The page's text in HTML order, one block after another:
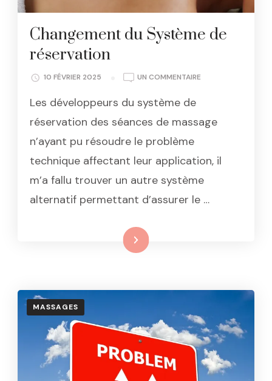
Changement du Système de
réservation
10 FÉVRIER 2025 UN COMMENTAIRE
DE
Les développeurs du système de
réservation des séances de massage
n’ayant pu résoudre le problème
technique affectant leur application, il
m’a fallu trouver un autre système
alternatif permettant d’assurer le …
Lire la suite
MASSAGES